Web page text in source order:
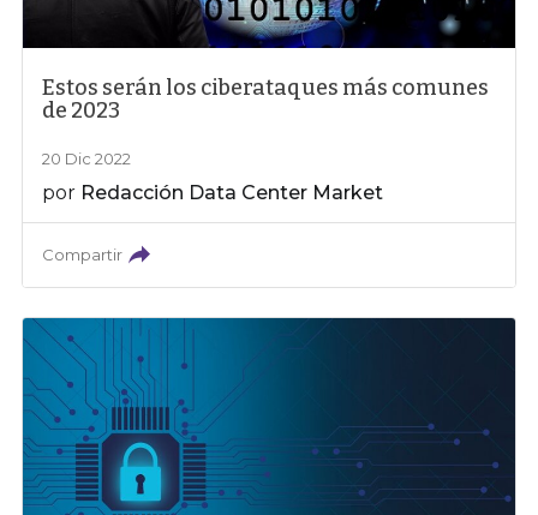
Estos serán los ciberataques más comunes
de 2023
20 Dic 2022
por Redacción Data Center Market
Compartir